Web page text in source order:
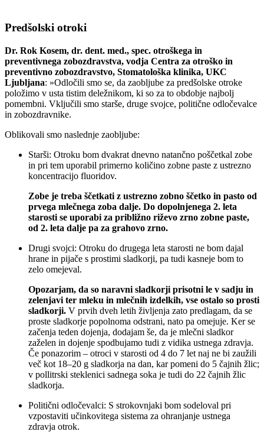
Predšolski otroki
Dr. Rok Kosem, dr. dent. med., spec. otroškega in
preventivnega zobozdravstva, vodja Centra za otroško in
preventivno zobozdravstvo, Stomatološka klinika, UKC
Ljubljana: »Odločili smo se, da zaobljube za predšolske otroke
položimo v usta tistim deležnikom, ki so za to obdobje najbolj
pomembni. Vključili smo starše, druge svojce, politične odločevalce
in zobozdravnike.
Oblikovali smo naslednje zaobljube:
Starši: Otroku bom dvakrat dnevno natančno poščetkal zobe
in pri tem uporabil primerno količino zobne paste z ustrezno
koncentracijo fluoridov.
Zobe je treba ščetkati z ustrezno zobno ščetko in pasto od
prvega mlečnega zoba dalje. Do dopolnjenega 2. leta
starosti se uporabi za približno riževo zrno zobne paste,
od 2. leta dalje pa za grahovo zrno.
Drugi svojci: Otroku do drugega leta starosti ne bom dajal
hrane in pijače s prostimi sladkorji, pa tudi kasneje bom to
zelo omejeval.
Opozarjam, da so naravni sladkorji prisotni le v sadju in
zelenjavi ter mleku in mlečnih izdelkih, vse ostalo so prosti
sladkorji. V prvih dveh letih življenja zato predlagam, da se
proste sladkorje popolnoma odstrani, nato pa omejuje. Ker se
začenja teden dojenja, dodajam še, da je mlečni sladkor
zaželen in dojenje spodbujamo tudi z vidika ustnega zdravja.
Če ponazorim – otroci v starosti od 4 do 7 let naj ne bi zaužili
več kot 18–20 g sladkorja na dan, kar pomeni do 5 čajnih žlic;
v pollitrski steklenici sadnega soka je tudi do 22 čajnih žlic
sladkorja.
Politični odločevalci: S strokovnjaki bom sodeloval pri
vzpostaviti učinkovitega sistema za ohranjanje ustnega
zdravja otrok.